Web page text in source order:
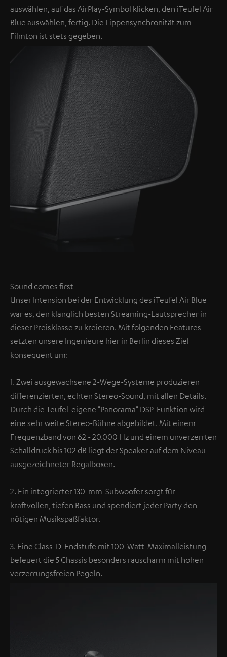
auswählen, auf das AirPlay-Symbol klicken, den iTeufel Air
Blue auswählen, fertig. Die Lippensynchronität zum
Filmton ist stets gegeben.
Sound comes first
Unser Intension bei der Entwicklung des iTeufel Air Blue
war es, den klanglich besten Streaming-Lautsprecher in
dieser Preisklasse zu kreieren. Mit folgenden Features
setzten unsere Ingenieure hier in Berlin dieses Ziel
konsequent um:
1. Zwei ausgewachsene 2-Wege-Systeme produzieren
differenzierten, echten Stereo-Sound, mit allen Details.
Durch die Teufel-eigene "Panorama" DSP-Funktion wird
eine sehr weite Stereo-Bühne abgebildet. Mit einem
Frequenzband von 62 - 20.000 Hz und einem unverzerrten
Schalldruck bis 102 dB liegt der Speaker auf dem Niveau
ausgezeichneter Regalboxen.
2. Ein integrierter 130-mm-Subwoofer sorgt für
kraftvollen, tiefen Bass und spendiert jeder Party den
nötigen Musikspaßfaktor.
3. Eine Class-D-Endstufe mit 100-Watt-Maximalleistung
befeuert die 5 Chassis besonders rauscharm mit hohen
verzerrungsfreien Pegeln.